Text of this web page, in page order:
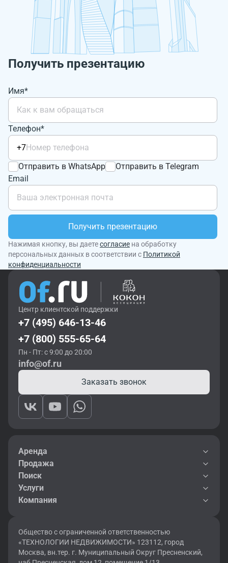
Получить презентацию
Имя*
Телефон*
+7
Отправить в WhatsApp
Отправить в Telegram
Email
Получить презентацию
Нажимая кнопку, вы даетесогласие на обработку
персональных данных в соответствии с Политикой
конфиденциальности
Центр клиентской поддержки
+7 (495) 646-13-46
+7 (800) 555-65-64
Пн - Пт: с 9:00 до 20:00
info@of.ru
Заказать звонок
Аренда
Продажа
Поиск
Услуги
Компания
Общество с ограниченной ответственностью
«ТЕХНОЛОГИИ НЕДВИЖИМОСТИ» 123112, город
Москва, вн.тер. г. Муниципальный Округ Пресненский,